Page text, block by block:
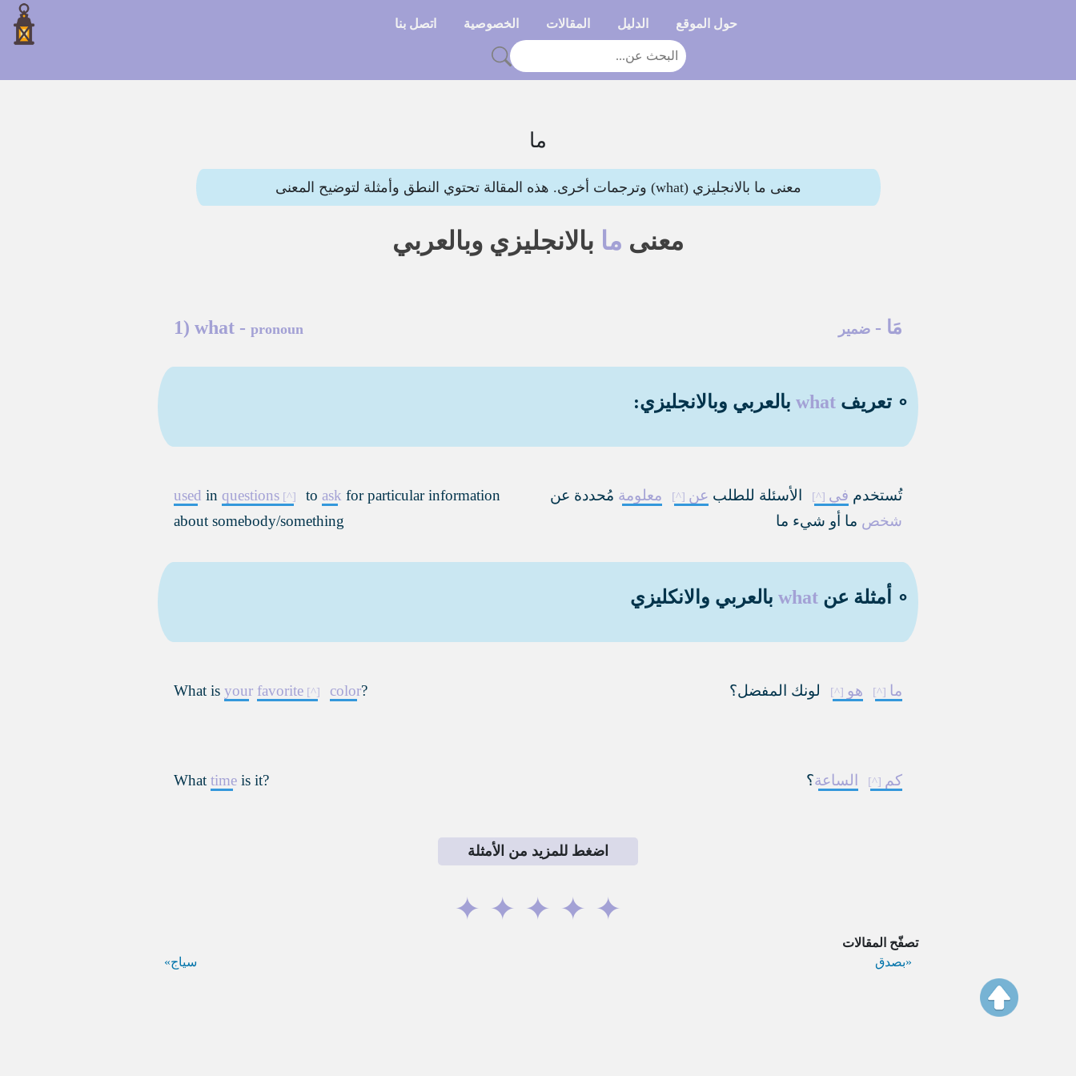
حول الموقع الدليل المقالات الخصوصية اتصل بنا
ما
معنى ما بالانجليزي (what) وترجمات أخرى. هذه المقالة تحتوي النطق وأمثلة لتوضيح المعنى
معنى ما بالانجليزي وبالعربي
مَا - ضمير 1) what - pronoun
∘ تعريف what بالعربي وبالانجليزي:
تُستخدم في الأسئلة للطلب عن معلومة مُحددة عن
شخص ما أو شيء ما
used in questions to ask for particular information
about somebody/something
∘ أمثلة عن what بالعربي والانكليزي
ما هو لونك المفضل؟ What is your favorite color?
كم الساعة؟ What time is it?
اضغط للمزيد من الأمثلة
✦
✦
✦
✦
✦
تصفّح المقالات
بصدق
سياج